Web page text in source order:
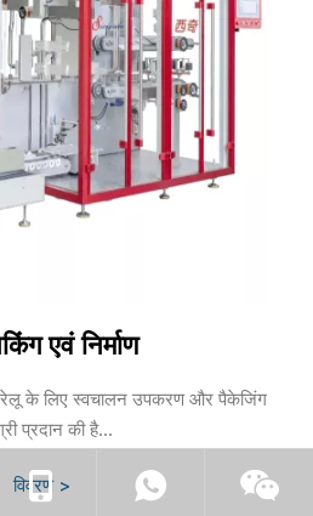
एवं निर्माण
के लिए स्वचालन उपकरण और पैकेजिंग
प्रदान की है...
विवरण >